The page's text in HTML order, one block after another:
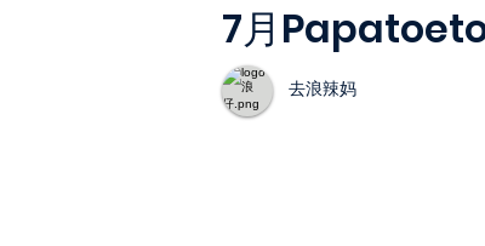
7月
去浪辣妈